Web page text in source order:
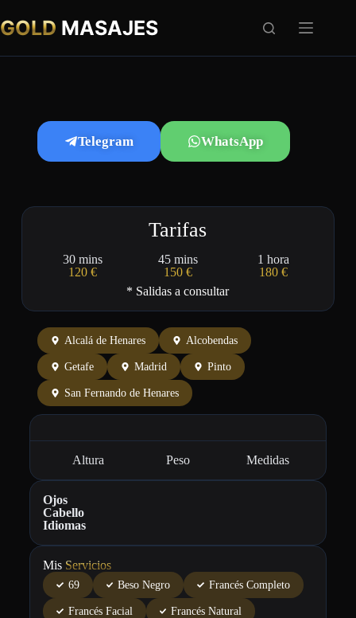
GOLD MASAJES
Telegram WhatsApp
Tarifas
30 mins 45 mins
1 hora
120 €
150 €
180 €
* Salidas a consultar
Alcalá de Henares Alcobendas
Getafe Madrid Pinto
San Fernando de Henares
Altura Peso Medidas
Ojos
Cabello
Idiomas
Mis Servicios
69 Beso Negro Francés Completo
Francés Facial Francés Natural